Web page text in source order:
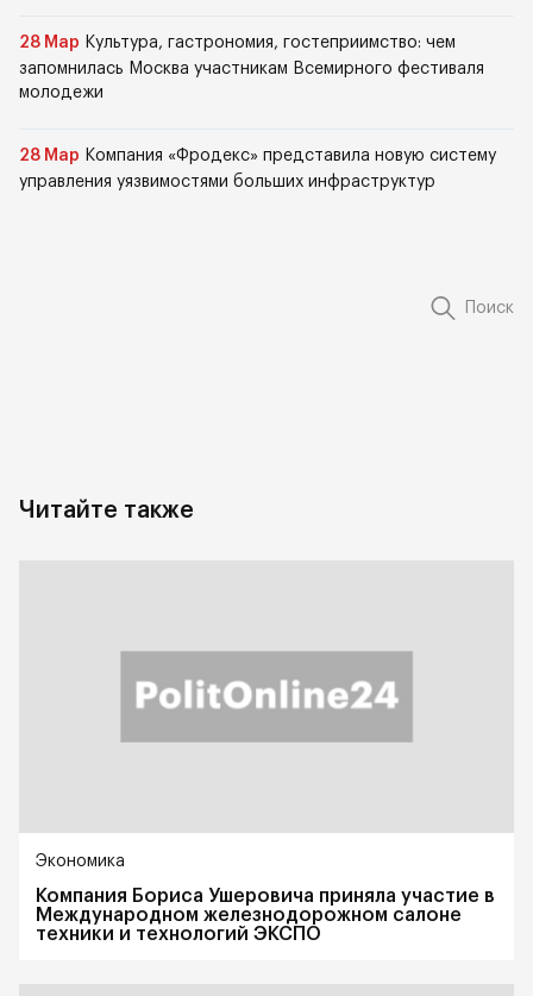
28 Мар Культура, гастрономия, гостеприимство: чем
запомнилась Москва участникам Всемирного фестиваля
молодежи
28 Мар Компания «Фродекс» представила новую систему
управления уязвимостями больших инфраструктур
Поиск
Читайте также
Экономика
Компания Бориса Ушеровича приняла участие в
Международном железнодорожном салоне
техники и технологий ЭКСПО